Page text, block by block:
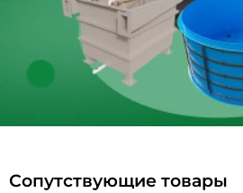
Сопутствующие товары